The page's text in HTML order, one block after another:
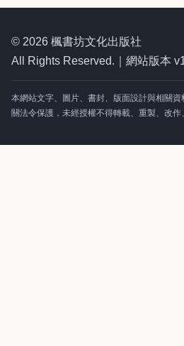
© 2026 楓書坊文化出版社
All Rights Reserved.｜網站版本
本網站文字、圖片、書封、版面設計與相關
關法令保護，未經授權不得轉載、重製、改作